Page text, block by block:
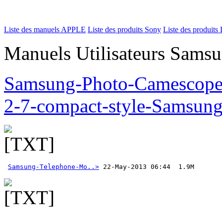
Liste des manuels APPLE Liste des produits Sony Liste des produits
Manuels Utilisateurs
Samsung-Photo-
2-7-compact-style-
Samsung-Telephone-Mo..>